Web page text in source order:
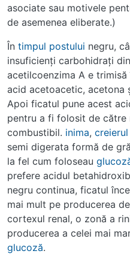
asociate sau motivele
de asemenea eliberate.)
În timpul postului negru,
insuficienţi carbohidraţi
acetilcoenzima A e
acid acetoacetic, acetona
Apoi ficatul pune acest
pentru a fi folosit de către
combustibil. inima, creierul
semi digerata formă de
la fel cum foloseau
prefere acidul
negru continua, ficatul
mai mult pe producerea
cortexul renal, o zonă a
producerea a celei mai
glucoză.